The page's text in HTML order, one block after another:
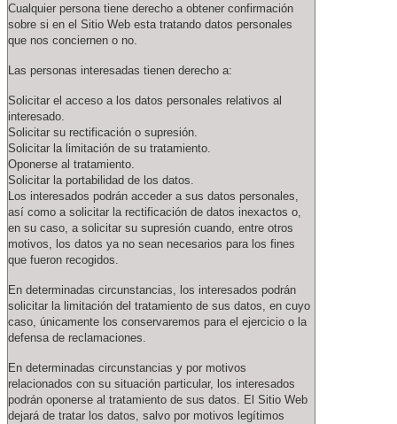
Cualquier persona tiene derecho a obtener confirmación
sobre si en el Sitio Web esta tratando datos personales
que nos conciernen o no.
Las personas interesadas tienen derecho a:
Solicitar el acceso a los datos personales relativos al
interesado.
Solicitar su rectificación o supresión.
Solicitar la limitación de su tratamiento.
Oponerse al tratamiento.
Solicitar la portabilidad de los datos.
Los interesados podrán acceder a sus datos personales,
así como a solicitar la rectificación de datos inexactos o,
en su caso, a solicitar su supresión cuando, entre otros
motivos, los datos ya no sean necesarios para los fines
que fueron recogidos.
En determinadas circunstancias, los interesados podrán
solicitar la limitación del tratamiento de sus datos, en cuyo
caso, únicamente los conservaremos para el ejercicio o la
defensa de reclamaciones.
En determinadas circunstancias y por motivos
relacionados con su situación particular, los interesados
podrán oponerse al tratamiento de sus datos. El Sitio Web
dejará de tratar los datos, salvo por motivos legítimos